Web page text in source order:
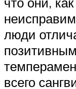
люди
всего